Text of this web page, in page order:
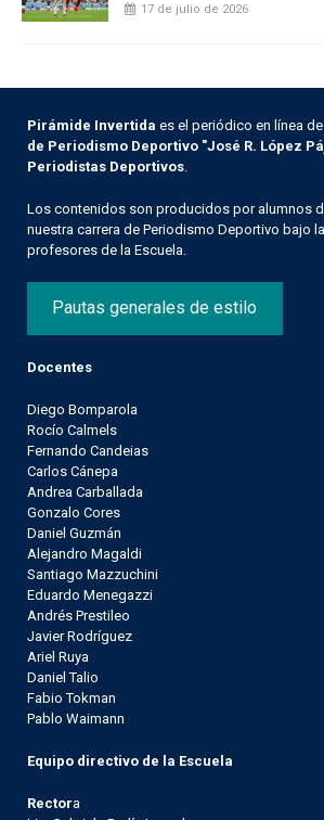
17 de julio de 2026
Pirámide Invertida es el periódico en línea de
de Periodismo Deportivo "José R. López
Periodistas Deportivos
Los contenidos son producidos por alumnos
nuestra carrera de Periodismo Deportivo bajo
profesores de la Escuela.
Pautas generales de estilo
Docentes
Diego Bomparola
Rocío Calmels
Fernando Candeias
Carlos Cánepa
Andrea Carballada
Gonzalo Cores
Daniel Guzmán
Alejandro Magaldi
Santiago Mazzuchini
Eduardo Menegazzi
Andrés Prestileo
Javier Rodríguez
Ariel Ruya
Daniel Talio
Fabio Tokman
Pablo Waimann
Equipo directivo de la Escuela
Rectora